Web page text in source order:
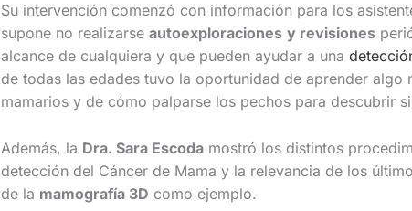
Su intervención comenzó con información para los
supone no realizarseautoexploraciones y revisiones
alcance de cualquiera y que pueden ayudar a una
de todas las edades tuvo la oportunidad de aprender algo
mamarios y de cómo palparse los pechos para descubrir
Además, la Dra. Sara Escoda mostró los distintos
detección del Cáncer de Mama y la relevancia de los
de la mamografía 3D como ejemplo.